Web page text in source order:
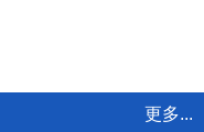
更多...